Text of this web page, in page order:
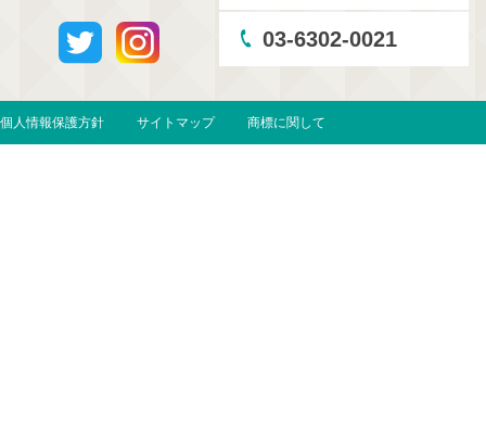
03-6302-0021
個人情報保護方針 サイトマップ 商標に関して